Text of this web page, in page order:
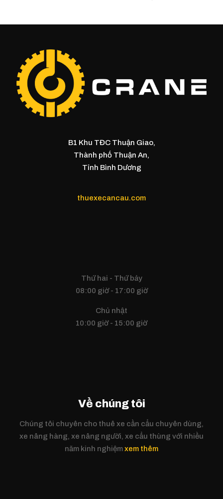
B1 Khu TĐC Thuận Giao,
Thành phố Thuận An,
Tỉnh Bình Dương
thuexecancau.com
Thứ hai - Thứ bảy
08:00 giờ - 17:00 giờ
Chủ nhật
10:00 giờ - 15:00 giờ
Về chúng tôi
Chúng tôi chuyên cho thuê xe cần cẩu chuyên dùng,
xe nâng hàng, xe nâng người, xe cẩu thùng với nhiều
năm kinh nghiệmxem thêm